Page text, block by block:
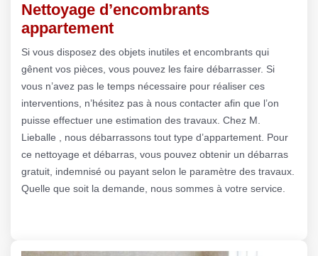
Nettoyage d’encombrants
appartement
Si vous disposez des objets inutiles et encombrants qui
gênent vos pièces, vous pouvez les faire débarrasser. Si
vous n’avez pas le temps nécessaire pour réaliser ces
interventions, n’hésitez pas à nous contacter afin que l’on
puisse effectuer une estimation des travaux. Chez M.
Lieballe , nous débarrassons tout type d’appartement. Pour
ce nettoyage et débarras, vous pouvez obtenir un débarras
gratuit, indemnisé ou payant selon le paramètre des travaux.
Quelle que soit la demande, nous sommes à votre service.